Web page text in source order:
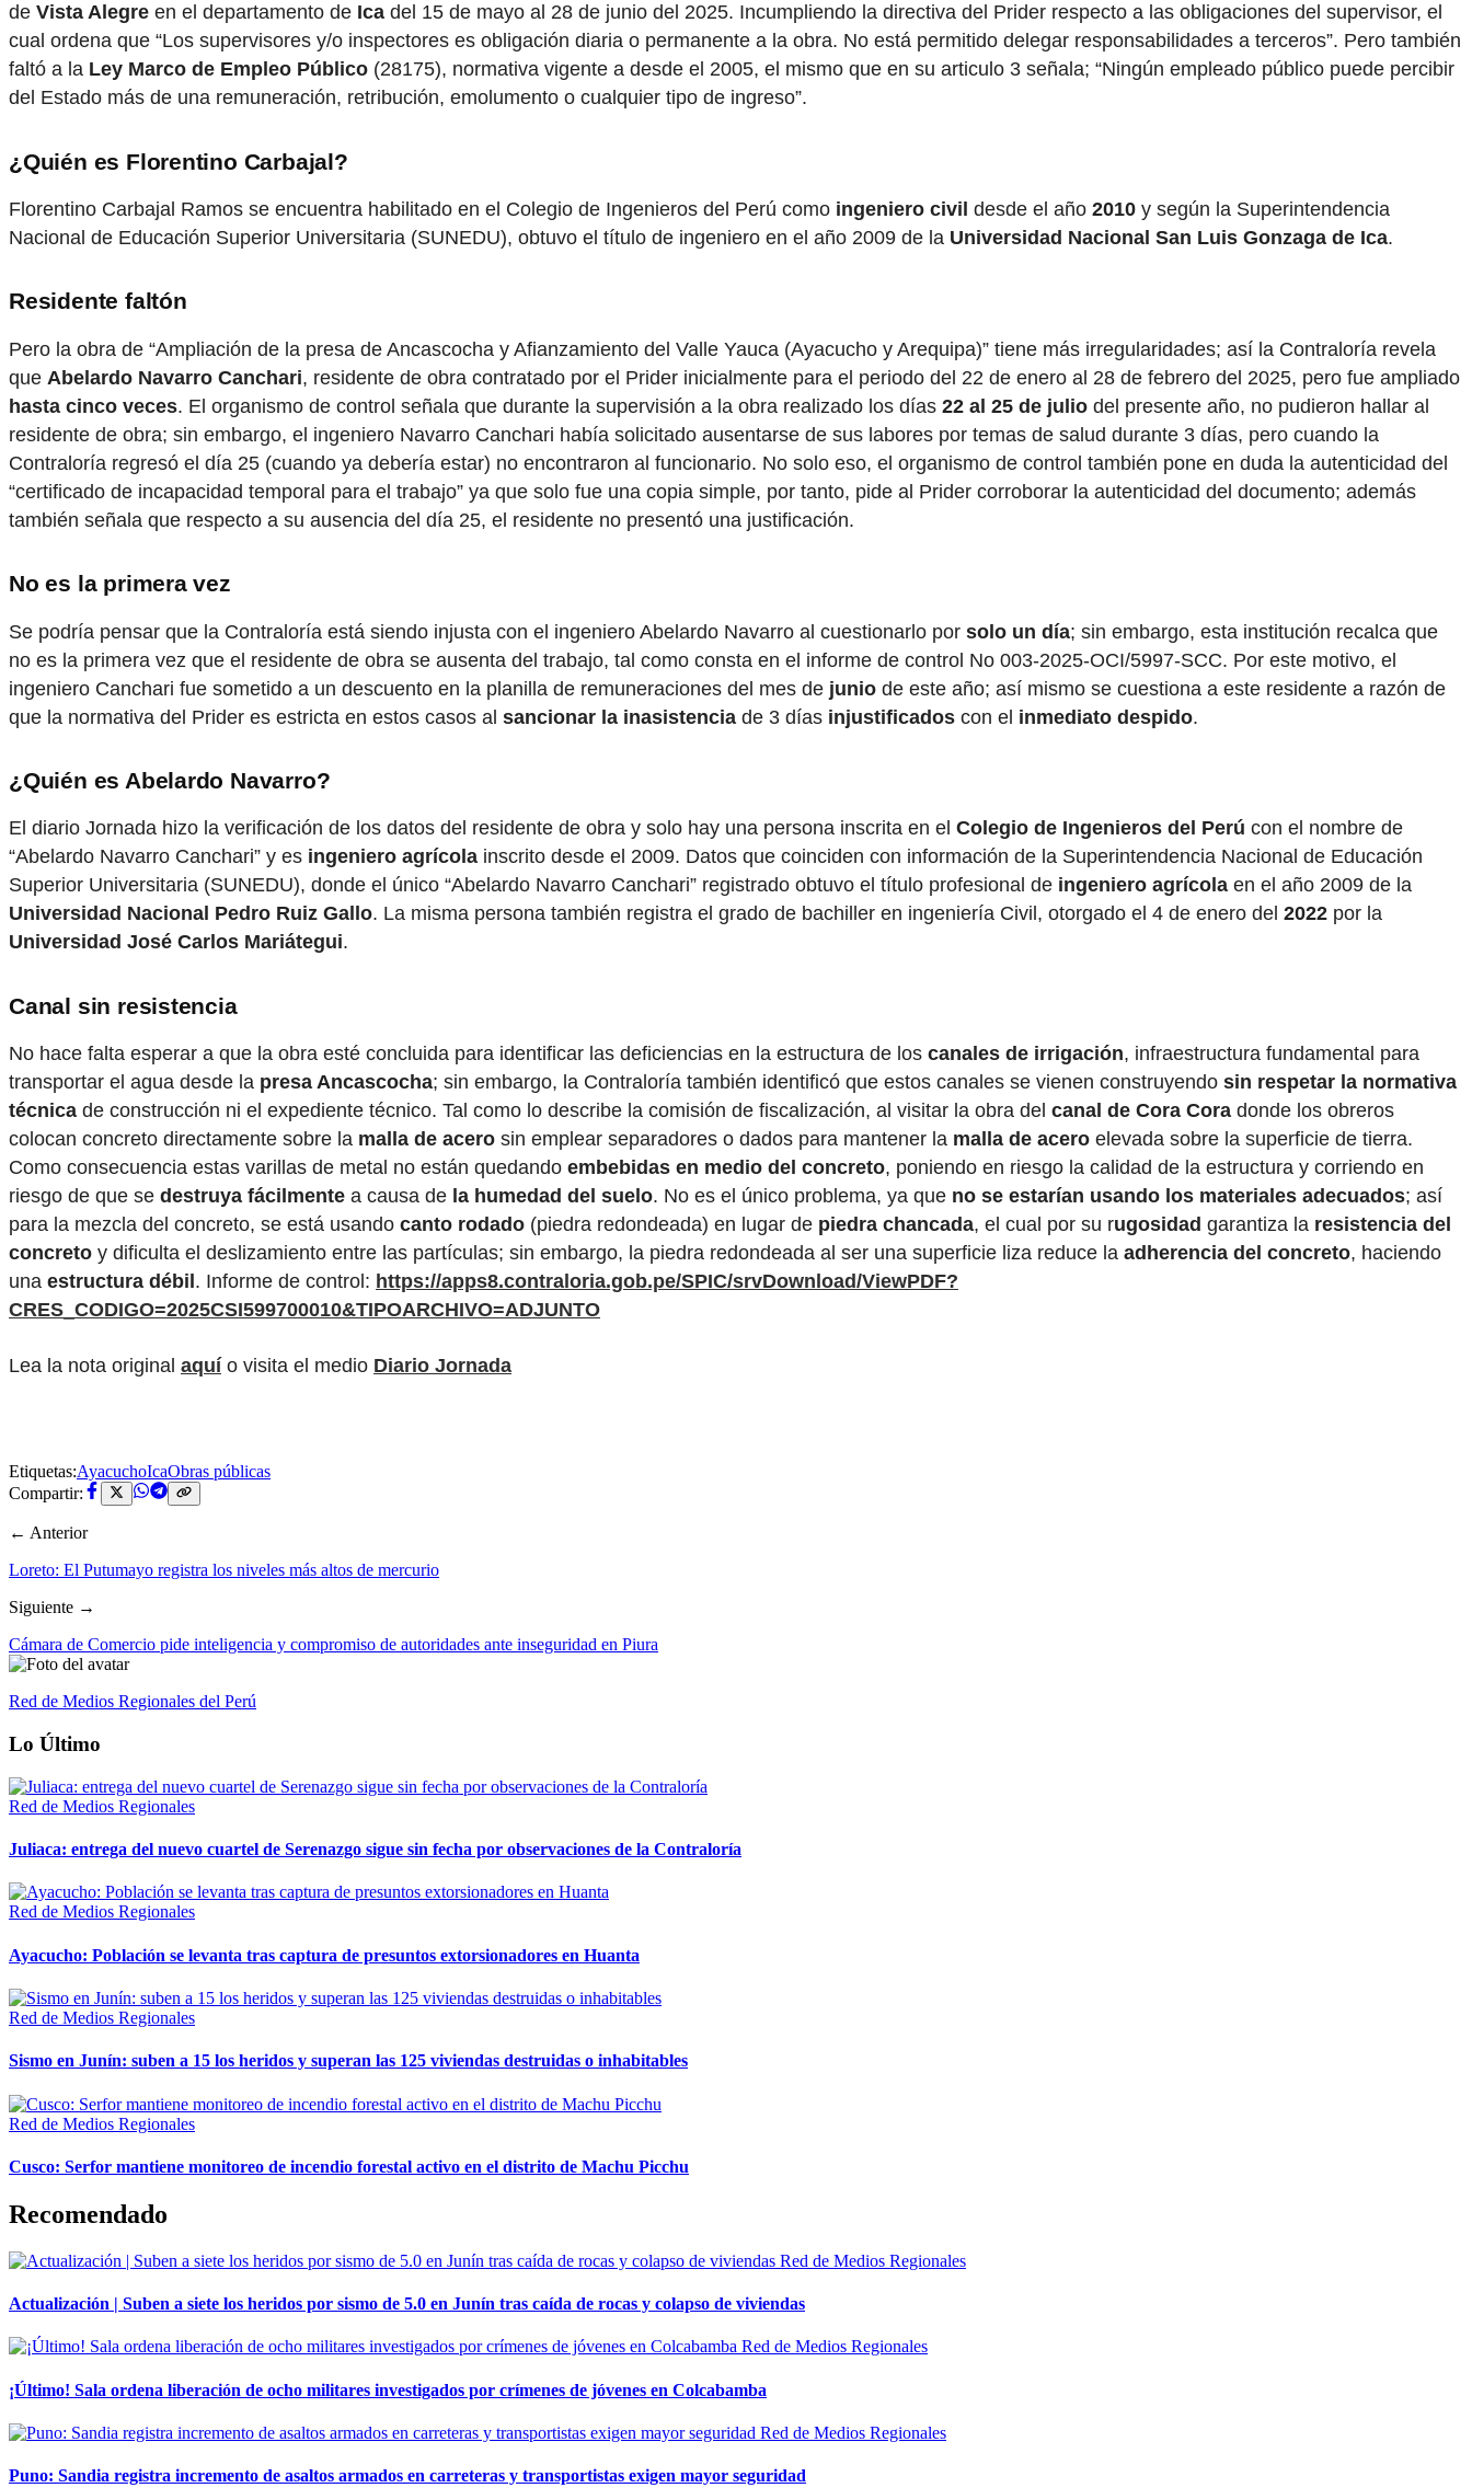
de Vista Alegre en el departamento de Ica del 15 de mayo al 28 de junio del 2025. Incumpliendo la directiva del Prider respecto a las obligaciones del supervisor, el
cual ordena que “Los supervisores y/o inspectores es obligación diaria o permanente a la obra. No está permitido delegar responsabilidades a terceros”. Pero también
faltó a la Ley Marco de Empleo Público (28175), normativa vigente a desde el 2005, el mismo que en su articulo 3 señala; “Ningún empleado público puede percibir
del Estado más de una remuneración, retribución, emolumento o cualquier tipo de ingreso”.
¿Quién es Florentino Carbajal?
Florentino Carbajal Ramos se encuentra habilitado en el Colegio de Ingenieros del Perú como ingeniero civil desde el año 2010 y según la Superintendencia
Nacional de Educación Superior Universitaria (SUNEDU), obtuvo el título de ingeniero en el año 2009 de la Universidad Nacional San Luis Gonzaga de Ica.
Residente faltón
Pero la obra de “Ampliación de la presa de Ancascocha y Afianzamiento del Valle Yauca (Ayacucho y Arequipa)” tiene más irregularidades; así la Contraloría revela
que Abelardo Navarro Canchari, residente de obra contratado por el Prider inicialmente para el periodo del 22 de enero al 28 de febrero del 2025, pero fue ampliado
hasta cinco veces. El organismo de control señala que durante la supervisión a la obra realizado los días 22 al 25 de julio del presente año, no pudieron hallar al
residente de obra; sin embargo, el ingeniero Navarro Canchari había solicitado ausentarse de sus labores por temas de salud durante 3 días, pero cuando la
Contraloría regresó el día 25 (cuando ya debería estar) no encontraron al funcionario. No solo eso, el organismo de control también pone en duda la autenticidad del
“certificado de incapacidad temporal para el trabajo” ya que solo fue una copia simple, por tanto, pide al Prider corroborar la autenticidad del documento; además
también señala que respecto a su ausencia del día 25, el residente no presentó una justificación.
No es la primera vez
Se podría pensar que la Contraloría está siendo injusta con el ingeniero Abelardo Navarro al cuestionarlo por solo un día; sin embargo, esta institución recalca que
no es la primera vez que el residente de obra se ausenta del trabajo, tal como consta en el informe de control No 003-2025-OCI/5997-SCC. Por este motivo, el
ingeniero Canchari fue sometido a un descuento en la planilla de remuneraciones del mes de junio de este año; así mismo se cuestiona a este residente a razón de
que la normativa del Prider es estricta en estos casos al sancionar la inasistencia de 3 días injustificados con el inmediato despido.
¿Quién es Abelardo Navarro?
El diario Jornada hizo la verificación de los datos del residente de obra y solo hay una persona inscrita en el Colegio de Ingenieros del Perú con el nombre de
“Abelardo Navarro Canchari” y es ingeniero agrícola inscrito desde el 2009. Datos que coinciden con información de la Superintendencia Nacional de Educación
Superior Universitaria (SUNEDU), donde el único “Abelardo Navarro Canchari” registrado obtuvo el título profesional de ingeniero agrícola en el año 2009 de la
Universidad Nacional Pedro Ruiz Gallo. La misma persona también registra el grado de bachiller en ingeniería Civil, otorgado el 4 de enero del 2022 por la
Universidad José Carlos Mariátegui.
Canal sin resistencia
No hace falta esperar a que la obra esté concluida para identificar las deficiencias en la estructura de los canales de irrigación, infraestructura fundamental para
transportar el agua desde la presa Ancascocha; sin embargo, la Contraloría también identificó que estos canales se vienen construyendo sin respetar la normativa
técnica de construcción ni el expediente técnico. Tal como lo describe la comisión de fiscalización, al visitar la obra del canal de Cora Cora donde los obreros
colocan concreto directamente sobre la malla de acero sin emplear separadores o dados para mantener la malla de acero elevada sobre la superficie de tierra.
Como consecuencia estas varillas de metal no están quedando embebidas en medio del concreto, poniendo en riesgo la calidad de la estructura y corriendo en
riesgo de que se destruya fácilmente a causa de la humedad del suelo. No es el único problema, ya que no se estarían usando los materiales adecuados; así
para la mezcla del concreto, se está usando canto rodado (piedra redondeada) en lugar de piedra chancada, el cual por su rugosidad garantiza la resistencia del
concreto y dificulta el deslizamiento entre las partículas; sin embargo, la piedra redondeada al ser una superficie liza reduce la adherencia del concreto, haciendo
una estructura débil . Informe de control: https://apps8.contraloria.gob.pe/SPIC/srvDownload/ViewPDF?
CRES_CODIGO=2025CSI599700010&TIPOARCHIVO=ADJUNTO
Lea la nota original aquío visita el medio Diario Jornada
Etiquetas:AyacuchoIcaObras públicas
Compartir:
← Anterior
Loreto: El Putumayo registra los niveles más altos de mercurio
Siguiente →
Cámara de Comercio pide inteligencia y compromiso de autoridades ante inseguridad en Piura
Red de Medios Regionales del Perú
Lo Último
Red de Medios Regionales
Juliaca: entrega del nuevo cuartel de Serenazgo sigue sin fecha por observaciones de la Contraloría
Red de Medios Regionales
Ayacucho: Población se levanta tras captura de presuntos extorsionadores en Huanta
Red de Medios Regionales
Sismo en Junín: suben a 15 los heridos y superan las 125 viviendas destruidas o inhabitables
Red de Medios Regionales
Cusco: Serfor mantiene monitoreo de incendio forestal activo en el distrito de Machu Picchu
Recomendado
Red de Medios Regionales
Actualización | Suben a siete los heridos por sismo de 5.0 en Junín tras caída de rocas y colapso de viviendas
Red de Medios Regionales
¡Último! Sala ordena liberación de ocho militares investigados por crímenes de jóvenes en Colcabamba
Red de Medios Regionales
Puno: Sandia registra incremento de asaltos armados en carreteras y transportistas exigen mayor seguridad